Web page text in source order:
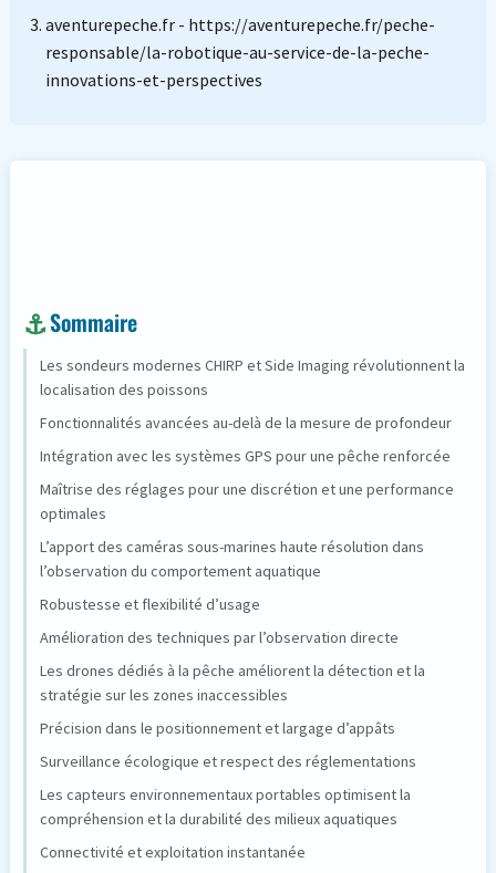
aventurepeche.fr - https://aventurepeche.fr/peche-
responsable/la-robotique-au-service-de-la-peche-
innovations-et-perspectives
Sommaire
Les sondeurs modernes CHIRP et Side Imaging révolutionnent la
localisation des poissons
Fonctionnalités avancées au-delà de la mesure de profondeur
Intégration avec les systèmes GPS pour une pêche renforcée
Maîtrise des réglages pour une discrétion et une performance
optimales
L’apport des caméras sous-marines haute résolution dans
l’observation du comportement aquatique
Robustesse et flexibilité d’usage
Amélioration des techniques par l’observation directe
Les drones dédiés à la pêche améliorent la détection et la
stratégie sur les zones inaccessibles
Précision dans le positionnement et largage d’appâts
Surveillance écologique et respect des réglementations
Les capteurs environnementaux portables optimisent la
compréhension et la durabilité des milieux aquatiques
Connectivité et exploitation instantanée